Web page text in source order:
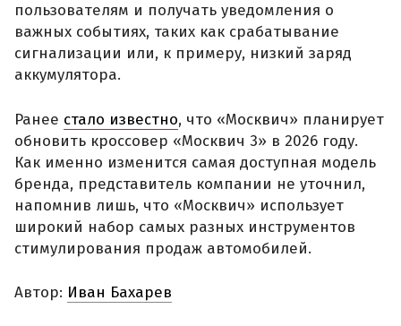
пользователям и получать уведомления о
важных событиях, таких как срабатывание
сигнализации или, к примеру, низкий заряд
аккумулятора.
Ранее стало известно, что «Москвич» планирует
обновить кроссовер «Москвич 3» в 2026 году.
Как именно изменится самая доступная модель
бренда, представитель компании не уточнил,
напомнив лишь, что «Москвич» использует
широкий набор самых разных инструментов
стимулирования продаж автомобилей.
Автор: Иван Бахарев